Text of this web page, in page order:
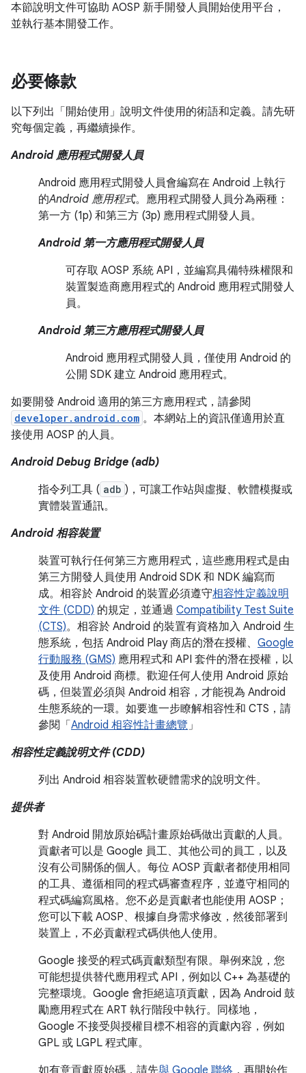
本節說明文件可協助 AOSP 新手開發人員開始使用平台，
並執行基本開發工作。
必要條款
以下列出「開始使用」說明文件使用的術語和定義。請先研
究每個定義，再繼續操作。
Android 應用程式開發人員
Android 應用程式開發人員會編寫在 Android 上執行
的Android 應用程式。應用程式開發人員分為兩種：
第一方 (1p) 和第三方 (3p) 應用程式開發人員。
Android 第一方應用程式開發人員
可存取 AOSP 系統 API，並編寫具備特殊權限和
裝置製造商應用程式的 Android 應用程式開發人
員。
Android 第三方應用程式開發人員
Android 應用程式開發人員，僅使用 Android 的
公開 SDK 建立 Android 應用程式。
如要開發 Android 適用的第三方應用程式，請參閱
developer.android.com 。本網站上的資訊僅適用於直
接使用 AOSP 的人員。
Android Debug Bridge (adb)
指令列工具 ( adb )，可讓工作站與虛擬、軟體模擬或
實體裝置通訊。
Android 相容裝置
裝置可執行任何第三方應用程式，這些應用程式是由
第三方開發人員使用 Android SDK 和 NDK 編寫而
成。相容於 Android 的裝置必須遵守相容性定義說明
文件 (CDD) 的規定，並通過 Compatibility Test Suite
(CTS)。相容於 Android 的裝置有資格加入 Android 生
態系統，包括 Android Play 商店的潛在授權、 Google
行動服務 (GMS) 應用程式和 API 套件的潛在授權，以
及使用 Android 商標。歡迎任何人使用 Android 原始
碼，但裝置必須與 Android 相容，才能視為 Android
生態系統的一環。如要進一步瞭解相容性和 CTS，請
參閱「 Android 相容性計畫總覽」
相容性定義說明文件 (CDD)
列出 Android 相容裝置軟硬體需求的說明文件。
提供者
對 Android 開放原始碼計畫原始碼做出貢獻的人員。
貢獻者可以是 Google 員工、其他公司的員工，以及
沒有公司關係的個人。每位 AOSP 貢獻者都使用相同
的工具、遵循相同的程式碼審查程序，並遵守相同的
程式碼編寫風格。您不必是貢獻者也能使用 AOSP；
您可以下載 AOSP、根據自身需求修改，然後部署到
裝置上，不必貢獻程式碼供他人使用。
Google 接受的程式碼貢獻類型有限。舉例來說，您
可能想提供替代應用程式 API，例如以 C++ 為基礎的
完整環境。Google 會拒絕這項貢獻，因為 Android 鼓
勵應用程式在 ART 執行階段中執行。同樣地，
Google 不接受與授權目標不相容的貢獻內容，例如
GPL 或 LGPL 程式庫。
如有意貢獻原始碼，請先與 Google 聯絡 ，再開始作